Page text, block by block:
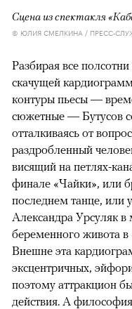
Сцена из спектакля
© ЮЛИЯ СМЕЛКИНА / ПРЕСС-
Разбирая все
скачущей
контуры пьесы —
сюжетные — Бутусов
отталкиваясь от
раздробленный
висящий на петлях-
финале «Чайки», или
последнем танце,
Александра Урсуляк
беременного живота
Внешне эта
эксцентричных,
поэтому аттракцион
действия. А